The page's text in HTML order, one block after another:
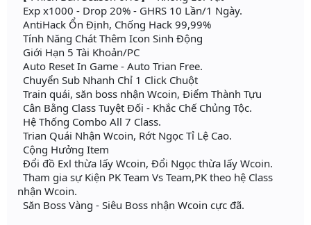
Exp x1000 - Drop 20% - GHRS 10 Lần/1 Ngày.
AntiHack Ổn Định, Chống Hack 99,99%
Tính Năng Chát Thêm Icon Sinh Động
Giới Hạn 5 Tài Khoản/PC
Auto Reset In Game - Auto Trian Free.
Chuyển Sub Nhanh Chỉ 1 Click Chuột
Train quái, săn boss nhận Wcoin, Điểm Thành Tựu
Cân Bằng Class Tuyệt Đối - Khắc Chế Chủng Tộc.
Hệ Thống Combo All 7 Class.
Trian Quái Nhận Wcoin, Rớt Ngọc Tỉ Lệ Cao.
Cộng Hưởng Item
Đổi đồ Exl thừa lấy Wcoin, Đổi Ngọc thừa lấy Wcoin.
Tham gia sự Kiện PK Team Vs Team,PK theo hệ Class
nhận Wcoin.
Săn Boss Vàng - Siêu Boss nhận Wcoin cực đã.